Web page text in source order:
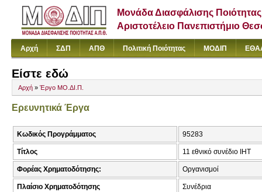
Μονάδα Διασφάλισης Ποιότητας
Αριστοτέλειο Πανεπιστήμιο
Αρχή ΣΔΠ ΑΠΘ Πολιτική Ποιότητας ΜΟΔΙΠ
Είστε εδώ
Αρχή » Έργο ΜΟ.ΔΙ.Π.
Ερευνητικά Έργα
Κωδικός Προγράμματος 95283
Τίτλος 11 εθνικό συνέδιο ΙΗΤ
Φορέας Χρηματοδότησης: Οργανισμοί
Πλαίσιο Χρηματοδότησης Συνέδρια